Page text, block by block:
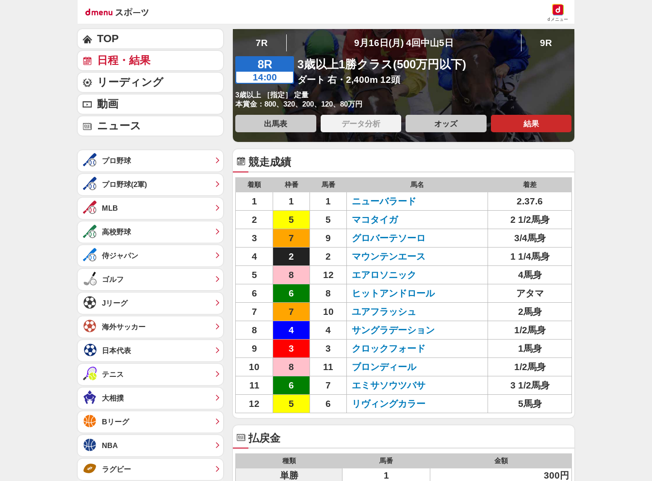
dメニュー
7R 9月16日(月) 4回中山5日 9R
8R
14:00
3歳以上1勝クラス(500万円以下)
ダート 右・2,400m 12頭
3歳以上 ［指定］ 定量
本賞金：800、320、200、120、80万円
出馬表 データ分析 オッズ 結果
競走成績
着順 枠番 馬番 馬名 着差
1 1 1 ニューバラード
2.37.6
2
5 5 マコタイガ
2 1/2馬身
3
7 9 グロバーテソーロ
3/4馬身
4
2 2 マウンテンエース
1 1/4馬身
5
8 12 エアロソニック
4馬身
6
6 8 ヒットアンドロール
アタマ
7
7 10 ユアフラッシュ
2馬身
8
4 4 サングラデーション
1/2馬身
9
3 3 クロックフォード
1馬身
10
8 11 ブロンディール
1/2馬身
11
6 7 エミサソウツバサ
3 1/2馬身
12
5 6 リヴィングカラー 5馬身
払戻金
種類 馬番 金額
単勝 1 300円
TOP
日程・結果
リーディング
動画
ニュース
プロ野球
プロ野球(2軍)
MLB
高校野球
侍ジャパン
ゴルフ
Jリーグ
海外サッカー
日本代表
テニス
大相撲
Bリーグ
NBA
ラグビー